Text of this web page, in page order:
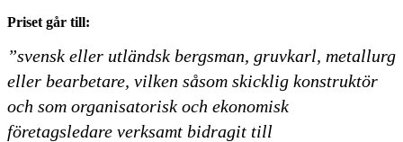
Priset går till:
”svensk eller utländsk bergsman, gruvkarl, metallurg
eller bearbetare, vilken såsom skicklig konstruktör
och som organisatorisk och ekonomisk
företagsledare verksamt bidragit till